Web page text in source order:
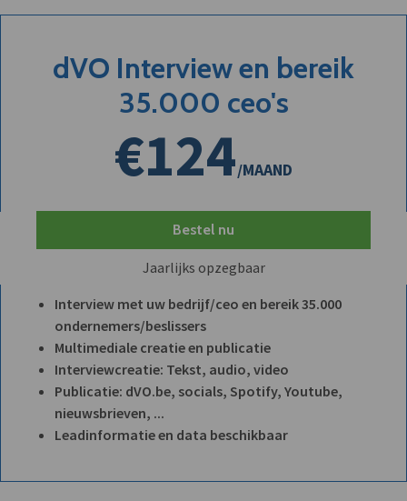
dVO Interview en bereik
35.000 ceo's
€124/MAAND
Bestel nu
Jaarlijks opzegbaar
Interview met uw bedrijf/ceo en bereik 35.000
ondernemers/beslissers
Multimediale creatie en publicatie
Interviewcreatie: Tekst, audio, video
Publicatie: dVO.be, socials, Spotify, Youtube,
nieuwsbrieven, ...
Leadinformatie en data beschikbaar